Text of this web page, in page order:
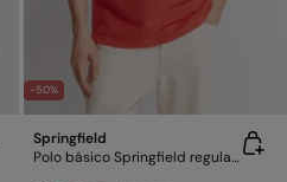
-50%
Springfield
Polo básico Springfield regular fit